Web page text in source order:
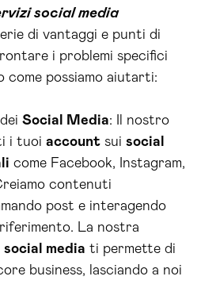
social media
di vantaggi e punti di
i problemi specifici
possiamo aiutarti:
Social Media: Il nostro
i tuoi account sui social
come Facebook, Instagram,
contenuti
post e interagendo
La nostra
social media ti permette di
business, lasciando a noi